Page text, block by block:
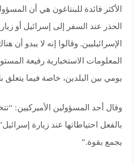
الأكثر فائدة للبنتاغون هي أن
الحذر عند السفر إلى إسرائيل أو
الإسرائيليين. وقالوا إنه لا يبدو
المعلومات الاستخبارية رفيعة
يومي بين البلدين، خاصة فيما يتعلق
وقال أحد المسؤولين الأميركيين:
بالفعل احتياطاتها عند زيارة
يجمع بقوة.”